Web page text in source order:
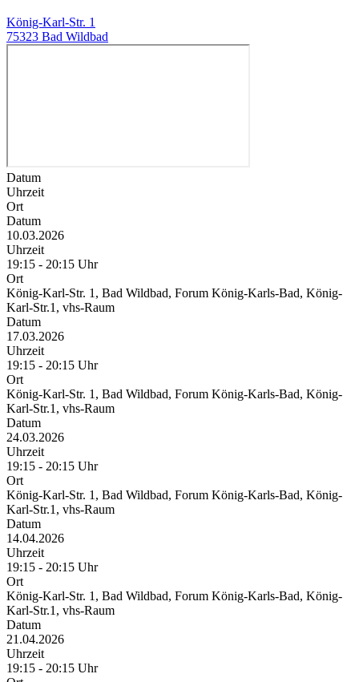
König-Karl-Str. 1
75323 Bad Wildbad
Datum
Uhrzeit
Ort
Datum
10.03.2026
Uhrzeit
19:15 - 20:15 Uhr
Ort
König-Karl-Str. 1, Bad Wildbad, Forum König-Karls-Bad, König-
Karl-Str.1, vhs-Raum
Datum
17.03.2026
Uhrzeit
19:15 - 20:15 Uhr
Ort
König-Karl-Str. 1, Bad Wildbad, Forum König-Karls-Bad, König-
Karl-Str.1, vhs-Raum
Datum
24.03.2026
Uhrzeit
19:15 - 20:15 Uhr
Ort
König-Karl-Str. 1, Bad Wildbad, Forum König-Karls-Bad, König-
Karl-Str.1, vhs-Raum
Datum
14.04.2026
Uhrzeit
19:15 - 20:15 Uhr
Ort
König-Karl-Str. 1, Bad Wildbad, Forum König-Karls-Bad, König-
Karl-Str.1, vhs-Raum
Datum
21.04.2026
Uhrzeit
19:15 - 20:15 Uhr